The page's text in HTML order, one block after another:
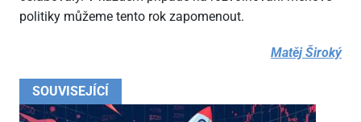
SOUVISEJÍCÍ
politiky můžeme tento rok zapomenout.
Matěj Široký